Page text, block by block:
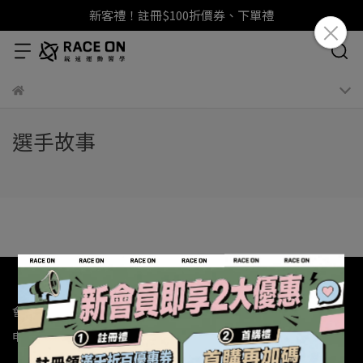
新客禮！註冊$100折價券、下單禮
選手故事
會員制度 新客註冊領$100 LINE登入領$66 生日禮金贈$100
申請黑卡會員專屬禮 商品評價贈紅利